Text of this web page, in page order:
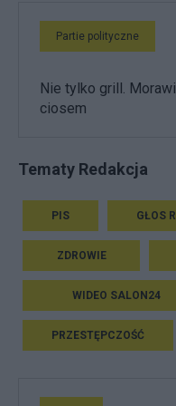
Partie polityczne
Nie tylko grill.
ciosem
Tematy Redakcja
PIS GŁOS
ZDROWIE
WIDEO SALON24
PRZESTĘPCZOŚĆ